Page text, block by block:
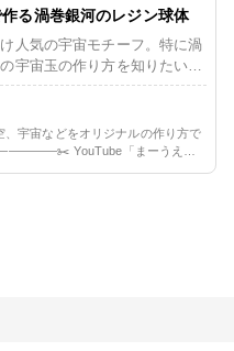
る渦巻銀河のレジン球体
人気の宇宙モチーフ。特に渦
宇宙玉の作り方を知りたいと
ます。綺麗な渦巻を表現する
100円ショップで
の方にも気軽に挑戦していた
宇宙などをオリジナルの作り方で
YouTube「まーうえの